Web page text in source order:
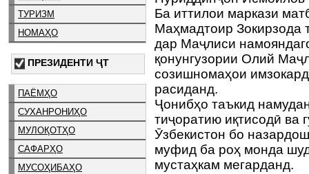
ТУРИЗМ
НОМАҲО
ПРЕЗИДЕНТИ ҶТ
ПАЁМҲО
СУХАНРОНИҲО
МУЛОҚОТҲО
САФАРҲО
МУСОҲИБАҲО
Ба иттилои маркази
Маҳмадтоир Зокирзода
дар Маҷлиси
қонунгузории Олий
созишномаҳои
расиданд.
Ҷонибҳо таъкид
тиҷоратию иқтисодӣ ва
Ӯзбекистон бо
муфид ба роҳ монда
мустаҳкам мегарданд.